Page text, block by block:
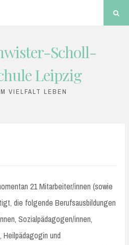
Scholl-
Leipzig
VIELFALT LEBEN
21 Mitarbeiter/innen (sowie
die folgende Berufsausbildungen
Sozialpädagogen/innen,
und